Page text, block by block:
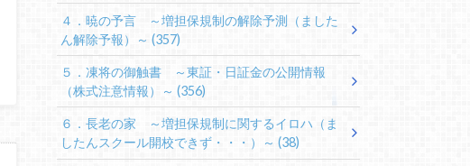
４．暁の予言 ～増担保規制の解除予測（ました
ん解除予報）～(357)
５．凍将の御触書 ～東証・日証金の公開情報
（株式注意情報）～(356)
６．長老の家 ～増担保規制に関するイロハ（ま
したんスクール開校できず・・・）～(38)